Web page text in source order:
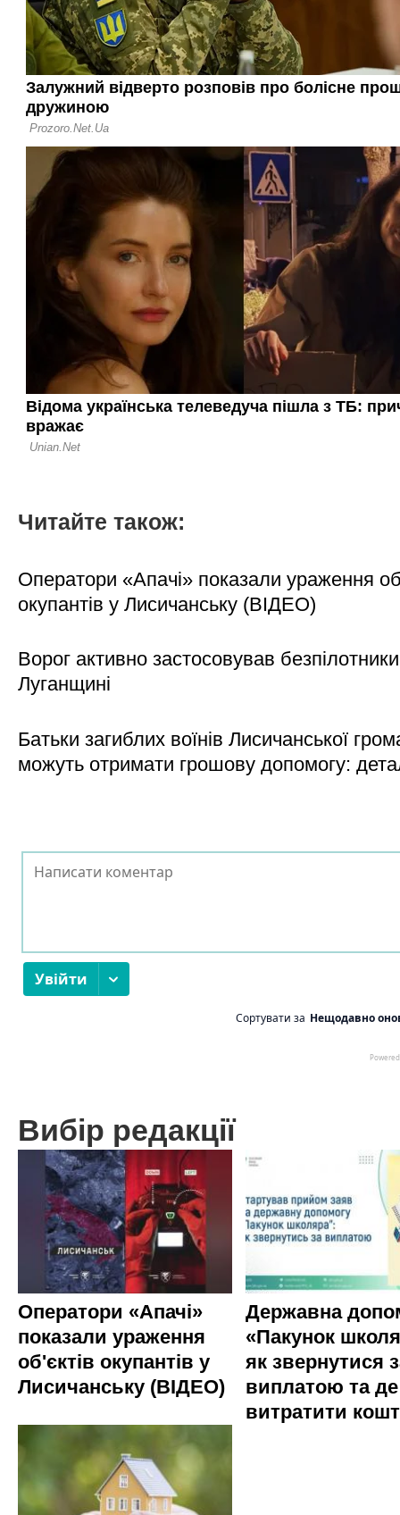
Читайте також:
Оператори «Апачі» показали ураження
окупантів у Лисичанську (ВІДЕО)
Ворог активно застосовував
Луганщині
Батьки загиблих воїнів Лисичанської
можуть отримати грошову допомогу:
Вибір редакції
Оператори «Апачі»
показали ураження
об'єктів окупантів у
Лисичанську (ВІДЕО)
Державна
«Пакунок
як звернутися
виплатою та де
витратити